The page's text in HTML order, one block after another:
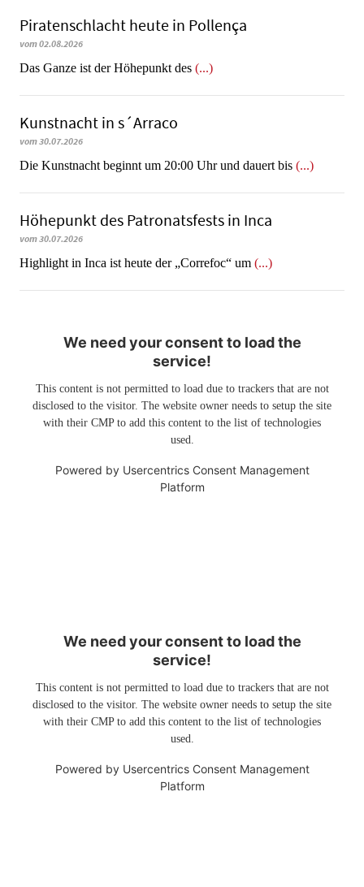
Piratenschlacht heute in Po­llen­ça
vom 02.08.2026
​​​​​​​Das Ganze ist der Höhepunkt des (...)
Kunstnacht in s´Arraco
vom 30.07.2026
Die Kunstnacht beginnt um 20:00 Uhr und dauert bis (...)
Höhepunkt des Patronatsfests in Inca
vom 30.07.2026
Highlight in Inca ist heute der „Correfoc“ um (...)
We need your consent to load the
service!
This content is not permitted to load due to trackers that are not
disclosed to the visitor. The website owner needs to setup the site
with their CMP to add this content to the list of technologies
used.
Powered by Usercentrics Consent Management
Platform
We need your consent to load the
service!
This content is not permitted to load due to trackers that are not
disclosed to the visitor. The website owner needs to setup the site
with their CMP to add this content to the list of technologies
used.
Powered by Usercentrics Consent Management
Platform